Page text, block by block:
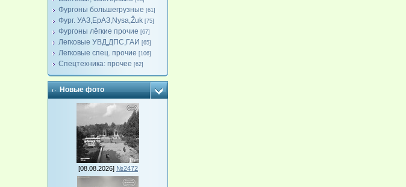
Фургоны большегрузные [61]
Фург. УАЗ,ЕрАЗ,Nysa,Žuk [75]
Фургоны лёгкие прочие [67]
Легковые УВД,ДПС,ГАИ [65]
Легковые спец. прочие [106]
Спецтехника: прочее [62]
Новые фото
[08.08.2026] №2472